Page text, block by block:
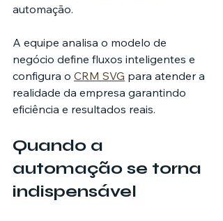
automação.
A equipe analisa o modelo de
negócio define fluxos inteligentes e
configura o CRM SVG para atender a
realidade da empresa garantindo
eficiência e resultados reais.
Quando a
automação se torna
indispensável